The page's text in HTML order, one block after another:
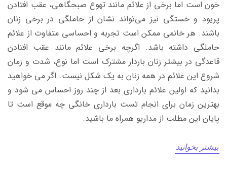
خون است اما برخی از علائم مانند تهوع صبحگاهی، عقب افتادن
پریود و خستگی نیز می‌تواند نشان از حاملگی در برخی زنان
باشند. هر خانمی ممکن است تجربه‌ و احساسی متفاوت از علائم
حاملگی داشته باشد. اگرچه برخی علائم مانند عقب افتادن
قاعدگی در بیشتر زنان باردار مشترک است اما نوع، شدت و زمان
شروع این علائم در همه زنان به یک شکل نیست. اگر می خواهید
بدانید که اولین علائم بارداری بعد از چند روز احساس می شود و
بهترین زمان برای انجام تست بارداری خانگی چه موقع است تا
پایان این مطلب از مداریو همراه ما باشید.
بیشتر بخوانید